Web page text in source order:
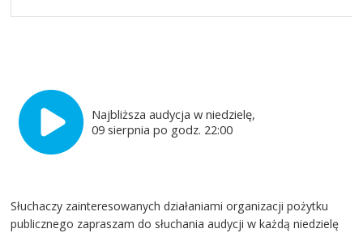
Najbliższa audycja w niedzielę,
09 sierpnia po godz. 22:00
Słuchaczy zainteresowanych działaniami organizacji pożytku
publicznego zapraszam do słuchania audycji w każdą niedzielę